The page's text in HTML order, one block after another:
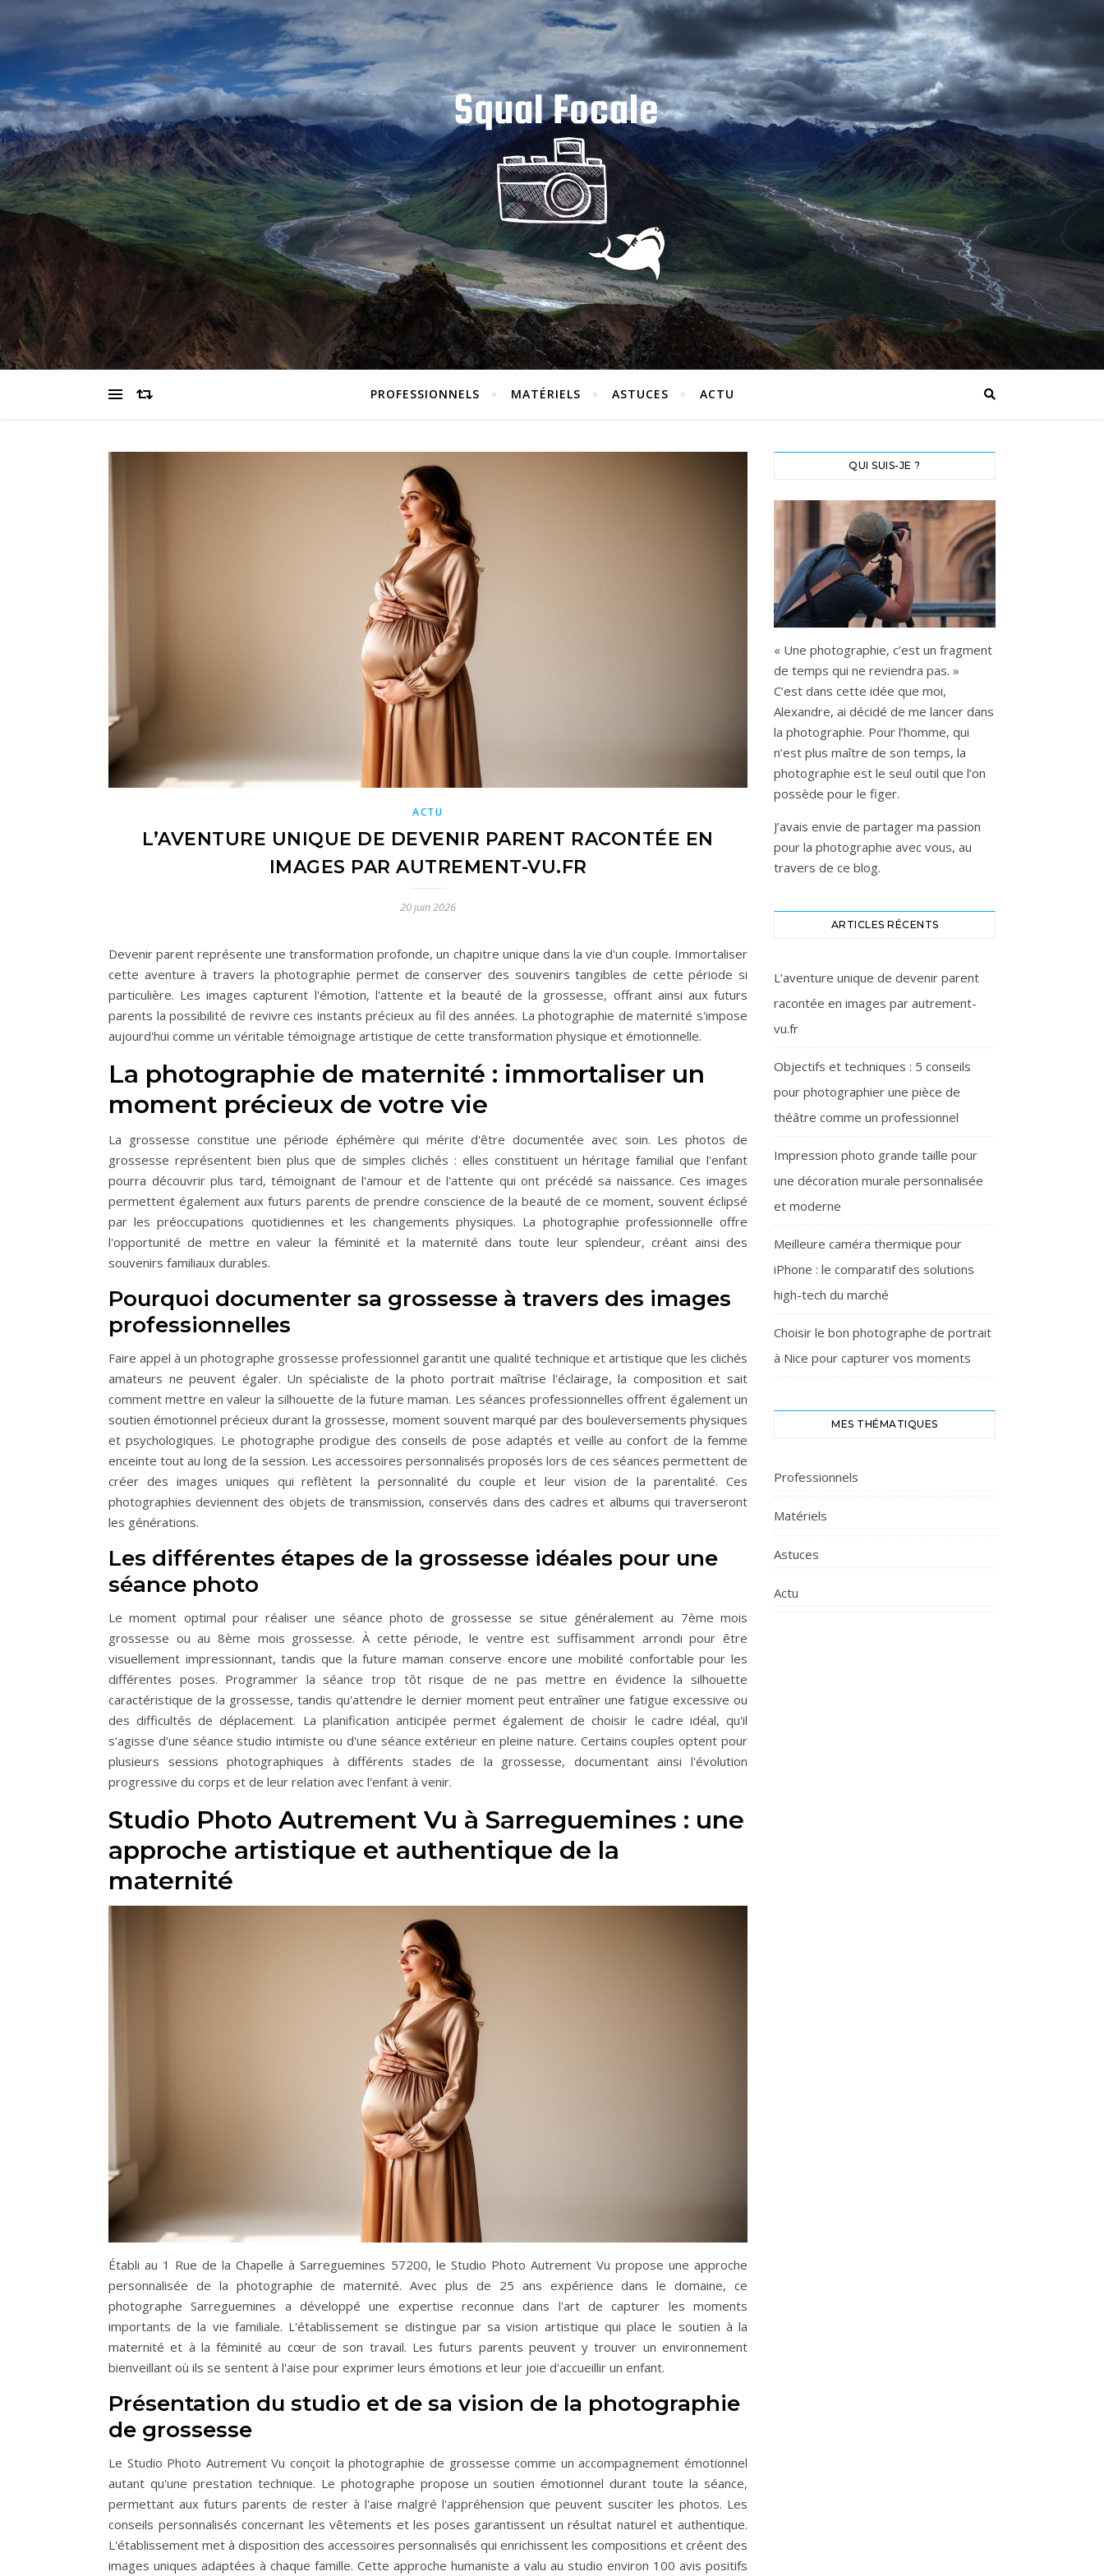
PROFESSIONNELS MATÉRIELS ASTUCES ACTU
ACTU
L’AVENTURE UNIQUE DE DEVENIR PARENT RACONTÉE EN
IMAGES PAR AUTREMENT-VU.FR
20 juin 2026
Devenir parent représente une transformation profonde, un chapitre unique dans la vie d'un couple. Immortaliser
cette aventure à travers la photographie permet de conserver des souvenirs tangibles de cette période si
particulière. Les images capturent l'émotion, l'attente et la beauté de la grossesse, offrant ainsi aux futurs
parents la possibilité de revivre ces instants précieux au fil des années. La photographie de maternité s'impose
aujourd'hui comme un véritable témoignage artistique de cette transformation physique et émotionnelle.
La photographie de maternité : immortaliser un
moment précieux de votre vie
La grossesse constitue une période éphémère qui mérite d'être documentée avec soin. Les photos de
grossesse représentent bien plus que de simples clichés : elles constituent un héritage familial que l'enfant
pourra découvrir plus tard, témoignant de l'amour et de l'attente qui ont précédé sa naissance. Ces images
permettent également aux futurs parents de prendre conscience de la beauté de ce moment, souvent éclipsé
par les préoccupations quotidiennes et les changements physiques. La photographie professionnelle offre
l'opportunité de mettre en valeur la féminité et la maternité dans toute leur splendeur, créant ainsi des
souvenirs familiaux durables.
Pourquoi documenter sa grossesse à travers des images
professionnelles
Faire appel à un photographe grossesse professionnel garantit une qualité technique et artistique que les clichés
amateurs ne peuvent égaler. Un spécialiste de la photo portrait maîtrise l'éclairage, la composition et sait
comment mettre en valeur la silhouette de la future maman. Les séances professionnelles offrent également un
soutien émotionnel précieux durant la grossesse, moment souvent marqué par des bouleversements physiques
et psychologiques. Le photographe prodigue des conseils de pose adaptés et veille au confort de la femme
enceinte tout au long de la session. Les accessoires personnalisés proposés lors de ces séances permettent de
créer des images uniques qui reflètent la personnalité du couple et leur vision de la parentalité. Ces
photographies deviennent des objets de transmission, conservés dans des cadres et albums qui traverseront
les générations.
Les différentes étapes de la grossesse idéales pour une
séance photo
Le moment optimal pour réaliser une séance photo de grossesse se situe généralement au 7ème mois
grossesse ou au 8ème mois grossesse. À cette période, le ventre est suffisamment arrondi pour être
visuellement impressionnant, tandis que la future maman conserve encore une mobilité confortable pour les
différentes poses. Programmer la séance trop tôt risque de ne pas mettre en évidence la silhouette
caractéristique de la grossesse, tandis qu'attendre le dernier moment peut entraîner une fatigue excessive ou
des difficultés de déplacement. La planification anticipée permet également de choisir le cadre idéal, qu'il
s'agisse d'une séance studio intimiste ou d'une séance extérieur en pleine nature. Certains couples optent pour
plusieurs sessions photographiques à différents stades de la grossesse, documentant ainsi l'évolution
progressive du corps et de leur relation avec l'enfant à venir.
Studio Photo Autrement Vu à Sarreguemines : une
approche artistique et authentique de la
maternité
Établi au 1 Rue de la Chapelle à Sarreguemines 57200, le Studio Photo Autrement Vu propose une approche
personnalisée de la photographie de maternité. Avec plus de 25 ans expérience dans le domaine, ce
photographe Sarreguemines a développé une expertise reconnue dans l'art de capturer les moments
importants de la vie familiale. L'établissement se distingue par sa vision artistique qui place le soutien à la
maternité et à la féminité au cœur de son travail. Les futurs parents peuvent y trouver un environnement
bienveillant où ils se sentent à l'aise pour exprimer leurs émotions et leur joie d'accueillir un enfant.
Présentation du studio et de sa vision de la photographie
de grossesse
Le Studio Photo Autrement Vu conçoit la photographie de grossesse comme un accompagnement émotionnel
autant qu'une prestation technique. Le photographe propose un soutien émotionnel durant toute la séance,
permettant aux futurs parents de rester à l'aise malgré l'appréhension que peuvent susciter les photos. Les
conseils personnalisés concernant les vêtements et les poses garantissent un résultat naturel et authentique.
L'établissement met à disposition des accessoires personnalisés qui enrichissent les compositions et créent des
images uniques adaptées à chaque famille. Cette approche humaniste a valu au studio environ 100 avis positifs
QUI SUIS-JE ?
« Une photographie, c’est un fragment
de temps qui ne reviendra pas. »
C’est dans cette idée que moi,
Alexandre, ai décidé de me lancer dans
la photographie. Pour l’homme, qui
n’est plus maître de son temps, la
photographie est le seul outil que l’on
possède pour le figer.
J’avais envie de partager ma passion
pour la photographie avec vous, au
travers de ce blog.
ARTICLES RÉCENTS
L’aventure unique de devenir parent
racontée en images par autrement-
vu.fr
Objectifs et techniques : 5 conseils
pour photographier une pièce de
théâtre comme un professionnel
Impression photo grande taille pour
une décoration murale personnalisée
et moderne
Meilleure caméra thermique pour
iPhone : le comparatif des solutions
high-tech du marché
Choisir le bon photographe de portrait
à Nice pour capturer vos moments
MES THÉMATIQUES
Professionnels
Matériels
Astuces
Actu